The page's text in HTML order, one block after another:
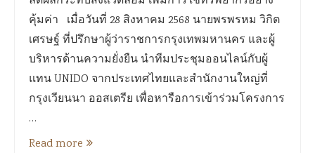
คุ้มค่า เมื่อวันที่ 28 สิงหาคม 2568 นายพรพรหม วิกิต
เศรษฐ์ ที่ปรึกษาผู้ว่าราชการกรุงเทพมหานคร และผู้
บริหารด้านความยั่งยืน นำทีมประชุมออนไลน์กับผู้
แทน UNIDO จากประเทศไทยและสำนักงานใหญ่ที่
กรุงเวียนนา ออสเตรีย เพื่อหารือการเข้าร่วมโครงการ
…
Read more